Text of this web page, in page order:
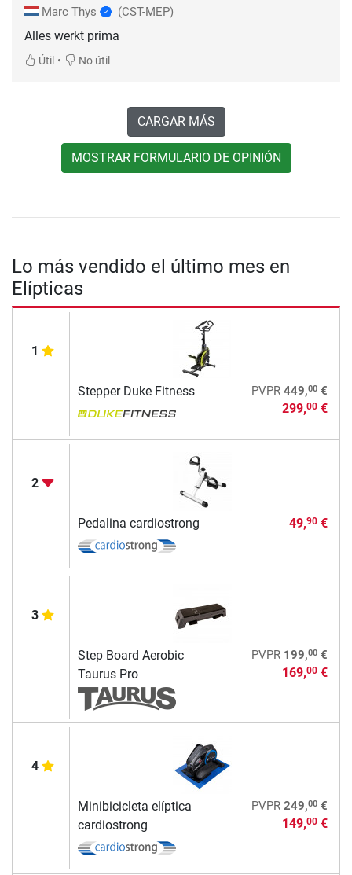
Marc Thys (CST-MEP)
Alles werkt prima
Útil • No útil
CARGAR MÁS
MOSTRAR FORMULARIO DE OPINIÓN
Lo más vendido el último mes en
Elípticas
1
Stepper Duke Fitness PVPR 449,00€
299,00€
2
Pedalina cardiostrong 49,90€
3
Step Board Aerobic
Taurus Pro
PVPR 199,00€
169,00€
4
Minibicicleta elíptica
cardiostrong
PVPR 249,00€
149,00€